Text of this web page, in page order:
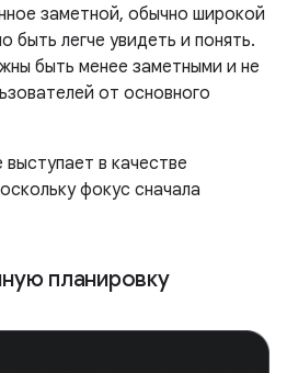
заметной, обычно широкой
быть легче увидеть и понять.
быть менее заметными и не
от основного
выступает в качестве
фокус сначала
планировку